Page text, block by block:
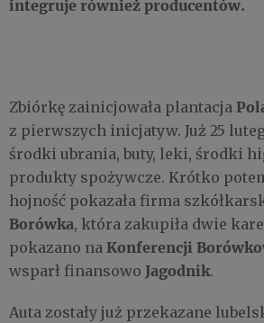
integruje również producentów.
Zbiórkę zainicjowała plantacja
z pierwszych inicjatyw. Już 25
środki ubrania, buty, leki, środki
produkty spożywcze. Krótko
hojność pokazała firma
Borówka, która zakupiła dwie
pokazano na Konferencji
wsparł finansowo Jagodnik.
Auta zostały już przekazane